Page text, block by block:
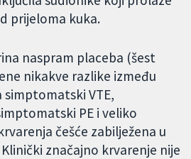
prijeloma kuka.
naspram placeba (šest
nikakve razlike između
simptomatski VTE,
PE i veliko
češće zabilježena u
značajno krvarenje nije